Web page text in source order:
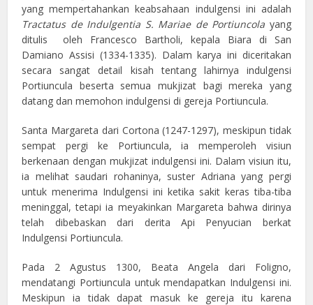
yang mempertahankan keabsahaan indulgensi ini adalah
Tractatus de Indulgentia S. Mariae de Portiuncola yang
ditulis oleh Francesco Bartholi, kepala Biara di San
Damiano Assisi (1334-1335). Dalam karya ini diceritakan
secara sangat detail kisah tentang lahirnya indulgensi
Portiuncula beserta semua mukjizat bagi mereka yang
datang dan memohon indulgensi di gereja Portiuncula.
Santa Margareta dari Cortona (1247-1297), meskipun tidak
sempat pergi ke Portiuncula, ia memperoleh visiun
berkenaan dengan mukjizat indulgensi ini. Dalam visiun itu,
ia melihat saudari rohaninya, suster Adriana yang pergi
untuk menerima Indulgensi ini ketika sakit keras tiba-tiba
meninggal, tetapi ia meyakinkan Margareta bahwa dirinya
telah dibebaskan dari derita Api Penyucian berkat
Indulgensi Portiuncula.
Pada 2 Agustus 1300, Beata Angela dari Foligno,
mendatangi Portiuncula untuk mendapatkan Indulgensi ini.
Meskipun ia tidak dapat masuk ke gereja itu karena